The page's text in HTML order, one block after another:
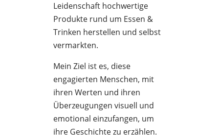
Leidenschaft hochwertige
Produkte rund um Essen &
Trinken herstellen und selbst
vermarkten.
Mein Ziel ist es, diese
engagierten Menschen, mit
ihren Werten und ihren
Überzeugungen visuell und
emotional einzufangen, um
ihre Geschichte zu erzählen.